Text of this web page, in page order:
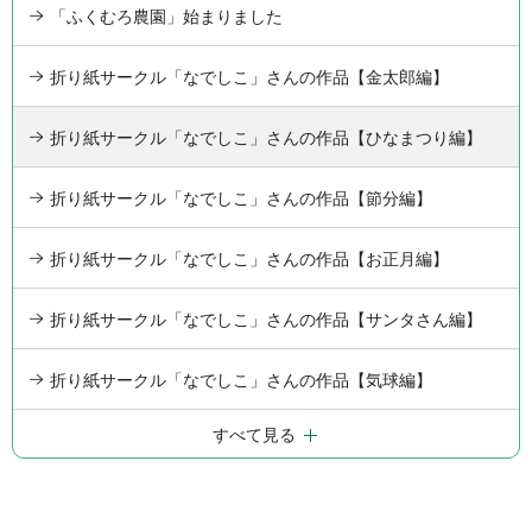
「ふくむろ農園」始まりました
折り紙サークル「なでしこ」さんの作品【金太郎編】
折り紙サークル「なでしこ」さんの作品【ひなまつり編】
折り紙サークル「なでしこ」さんの作品【節分編】
折り紙サークル「なでしこ」さんの作品【お正月編】
折り紙サークル「なでしこ」さんの作品【サンタさん編】
折り紙サークル「なでしこ」さんの作品【気球編】
すべて見る